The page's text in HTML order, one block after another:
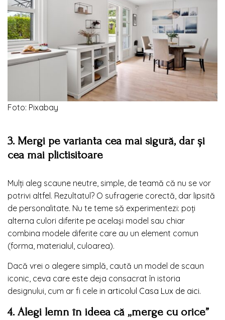
Foto: Pixabay
3. Mergi pe varianta cea mai sigură, dar și
cea mai plictisitoare
Mulți aleg scaune neutre, simple, de teamă că nu se vor
potrivi altfel. Rezultatul? O sufragerie corectă, dar lipsită
de personalitate. Nu te teme să experimentezi: poți
alterna culori diferite pe același model sau chiar
combina modele diferite care au un element comun
(forma, materialul, culoarea).
Dacă vrei o alegere simplă, caută un model de scaun
iconic, ceva care este deja consacrat în istoria
designului, cum ar fi cele in articolul Casa Lux de aici.
4. Alegi lemn în ideea că „merge cu orice”